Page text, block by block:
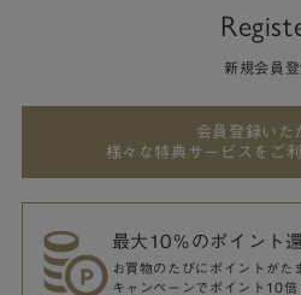
新規会員
会員登録いた
様々な特典サービスをご
最大10％のポイント
お買物のたびにポイントがた
キャンペーンでポイント10倍